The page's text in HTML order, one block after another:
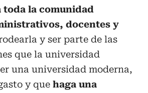
toda la comunidad
docentes y
y ser parte de las
que la universidad
una universidad moderna,
y que haga una